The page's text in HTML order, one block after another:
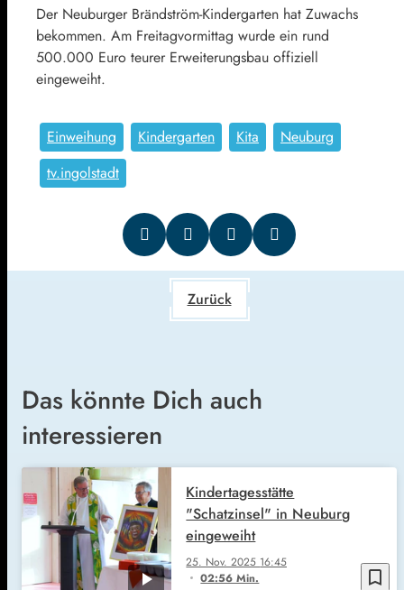
Der Neuburger Brändström-Kindergarten hat Zuwachs
bekommen. Am Freitagvormittag wurde ein rund
500.000 Euro teurer Erweiterungsbau offiziell
eingeweiht.
Einweihung Kindergarten Kita
Neuburg
tv.ingolstadt
Zurück
Das könnte Dich auch
interessieren
bookmark_border
25. Nov. 2025 16:45
02:56 Min.
Kindertagesstätte
"Schatzinsel" in Neuburg
eingeweiht